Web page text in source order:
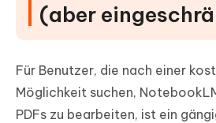
(aber
Für Benutzer, die nach einer
Möglichkeit suchen,
PDFs zu bearbeiten, ist ein